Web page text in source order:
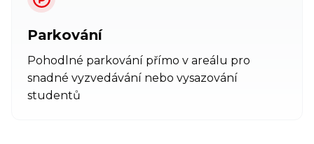
Parkování
Pohodlné parkování přímo v areálu pro
snadné vyzvedávání nebo vysazování
studentů